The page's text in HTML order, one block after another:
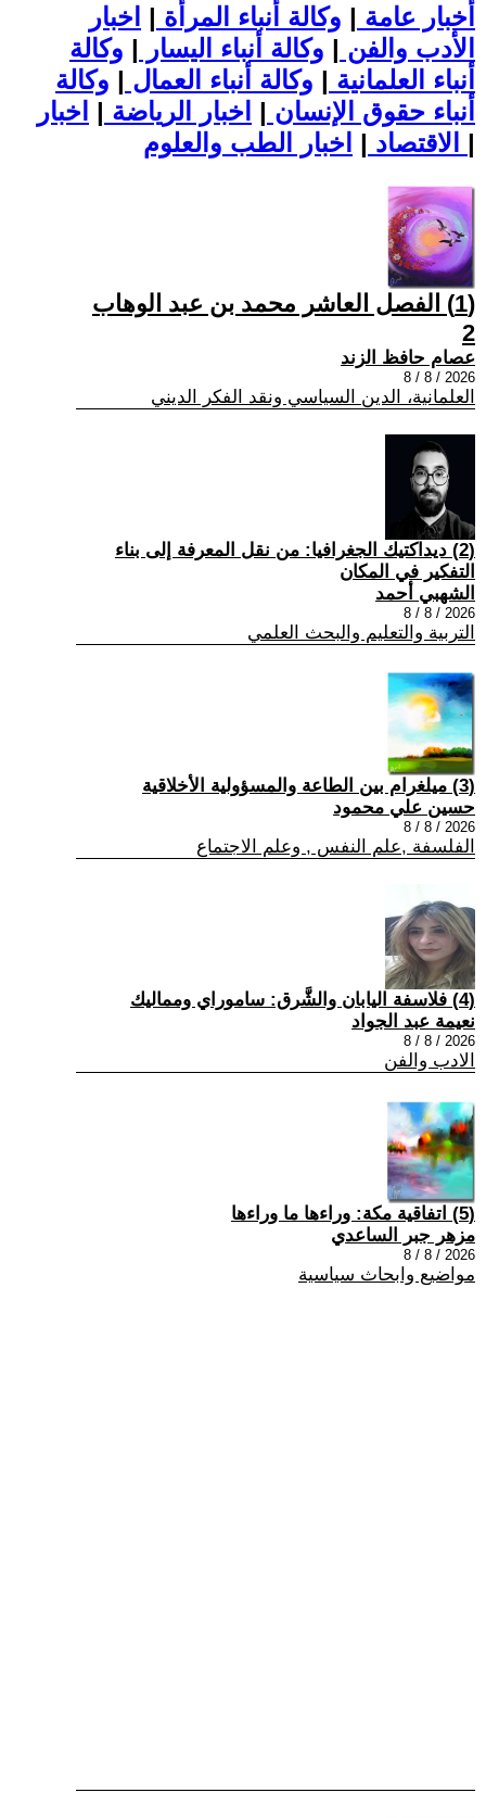
أخبار عامة | وكالة أنباء المرأة | اخبار
الأدب والفن | وكالة أنباء اليسار | وكالة
أنباء العلمانية | وكالة أنباء العمال | وكالة
أنباء حقوق الإنسان | اخبار الرياضة | اخبار
الاقتصاد | |
(1) الفصل العاشر محمد بن عبد الوهاب
2
عصام حافظ الزند
2026 / 8 / 8
العلمانية، الدين السياسي ونقد الفكر الديني
(2) ديداكتيك الجغرافيا: من نقل المعرفة إلى بناء
التفكير في المكان
الشهبي أحمد
2026 / 8 / 8
التربية والتعليم والبحث العلمي
(3) ميلغرام بين الطاعة والمسؤولية الأخلاقية
حسين علي محمود
2026 / 8 / 8
الفلسفة ,علم النفس , وعلم الاجتماع
(4) فلاسفة اليابان والشَّرق: ساموراي ومماليك
نعيمة عبد الجواد
2026 / 8 / 8
الادب والفن
(5) اتفاقية مكة: وراءها ما وراءها
مزهر جبر الساعدي
2026 / 8 / 8
مواضيع وابحاث سياسية